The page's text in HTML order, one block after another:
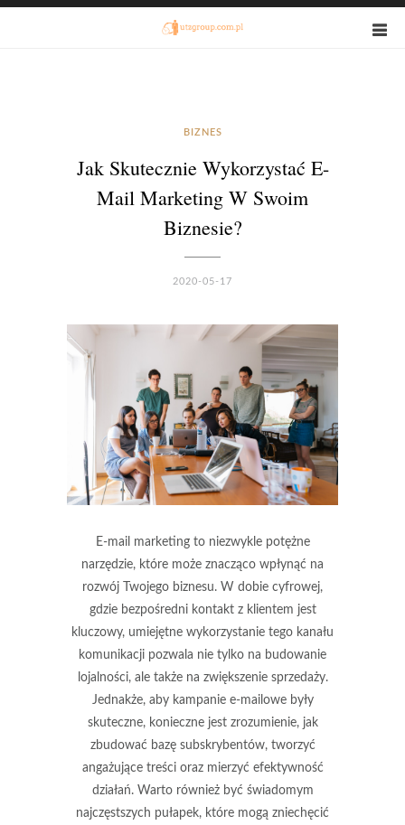
BIZNES
Jak Skutecznie Wykorzystać E-
Mail Marketing W Swoim
Biznesie?
2020-05-17
E-mail marketing to niezwykle potężne
narzędzie, które może znacząco wpłynąć na
rozwój Twojego biznesu. W dobie cyfrowej,
gdzie bezpośredni kontakt z klientem jest
kluczowy, umiejętne wykorzystanie tego kanału
komunikacji pozwala nie tylko na budowanie
lojalności, ale także na zwiększenie sprzedaży.
Jednakże, aby kampanie e-mailowe były
skuteczne, konieczne jest zrozumienie, jak
zbudować bazę subskrybentów, tworzyć
angażujące treści oraz mierzyć efektywność
działań. Warto również być świadomym
najczęstszych pułapek, które mogą zniechęcić